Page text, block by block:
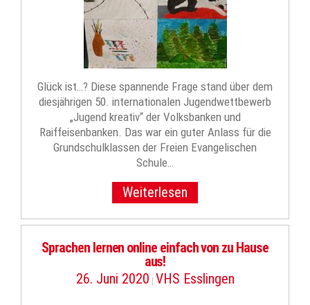
Glück ist…? Diese spannende Frage stand über dem
diesjährigen 50. internationalen Jugendwettbewerb
„Jugend kreativ“ der Volksbanken und
Raiffeisenbanken. Das war ein guter Anlass für die
Grundschulklassen der Freien Evangelischen
Schule…
Weiterlesen
Sprachen lernen online einfach von zu Hause
aus!
26. Juni 2020 | VHS Esslingen